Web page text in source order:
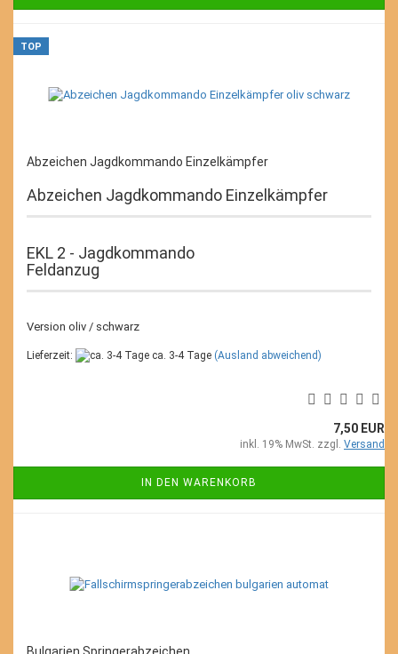
TOP
Abzeichen Jagdkommando Einzelkämpfer
Abzeichen Jagdkommando Einzelkämpfer
EKL 2 - Jagdkommando
Feldanzug
Version oliv / schwarz
Lieferzeit: ca. 3-4 Tage (Ausland abweichend)
7,50 EUR
inkl. 19% MwSt. zzgl. Versand
IN DEN WARENKORB